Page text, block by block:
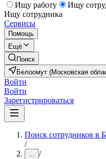
Ищу работу
Ищу
Ищу сотрудника
Сервисы
Помощь
Ещё
Поиск
Белоомут (Московская
Войти
Войти
Зарегистрироваться
Поиск сотрудников в
/
... /